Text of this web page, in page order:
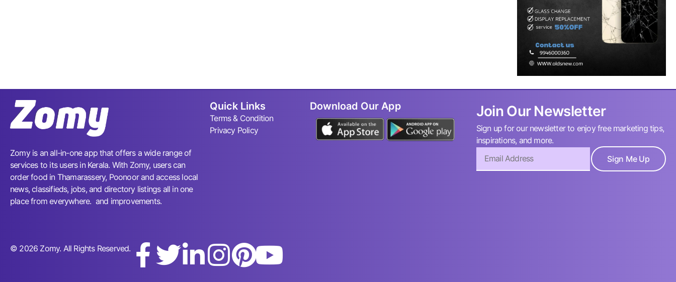
Zomy is an all-in-one app that offers a wide range of
services to its users in Kerala. With Zomy, users can
order food in Thamarassery, Poonoor and access local
news, classifieds, jobs, and directory listings all in one
place from everywhere. and improvements.
Quick Links
Terms & Condition
Privacy Policy
Download Our App Join Our Newsletter
Sign up for our newsletter to enjoy free marketing tips,
inspirations, and more.
Sign Me Up
© 2026 Zomy. All Rights Reserved.